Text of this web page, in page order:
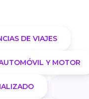
DE VIAJES
Y MOTOR